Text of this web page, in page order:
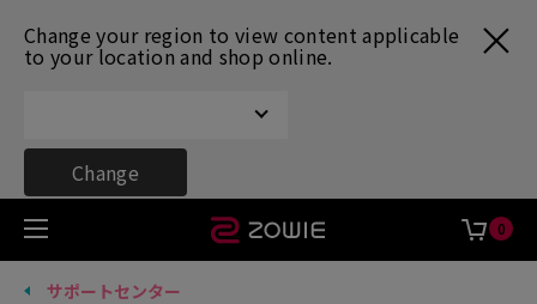
Change your region to view content applicable
to your location and shop online.
Change
0
サポートセンター